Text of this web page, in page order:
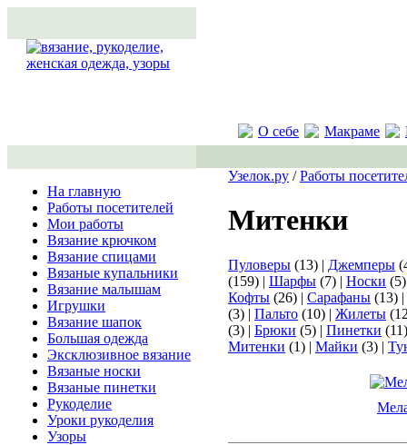
О себе Макраме
На главную
Работы посетителей
Мои работы
Вязание крючком
Вязание спицами
Вязаные купальники
Вязание малышам
Игрушки
Вязание шапок
Большая одежда
Эксклюзивное вязание
Вязаные носки
Вязаные пинетки
Рукоделие
Уроки рукоделия
Узоры
Узелок.ру /Работы
Митенки
Пуловеры (13) | Джемперы
(159) | Шарфы (7) | Носки
Кофты (26) | Сарафаны (13) |
(3) | Пальто (10) | Жилеты
(3) | Брюки (5) | Пинетки
Митенки (1) | Майки (3) |